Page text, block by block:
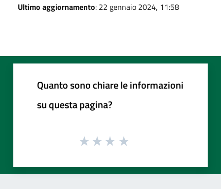
Ultimo aggiornamento: 22 gennaio 2024, 11:58
Quanto sono chiare le informazioni
su questa pagina?